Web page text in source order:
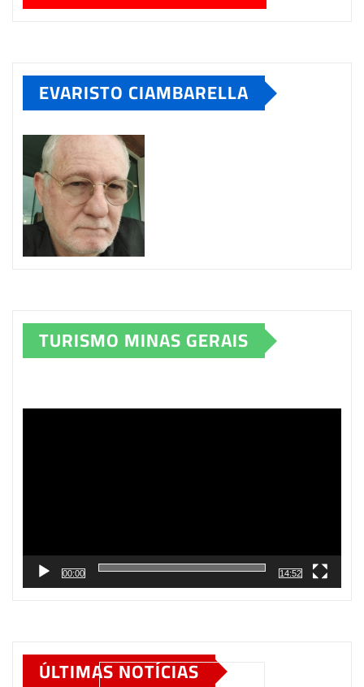
EVARISTO CIAMBARELLA
TURISMO MINAS GERAIS
00:00 14:52
ÚLTIMAS NOTÍCIAS